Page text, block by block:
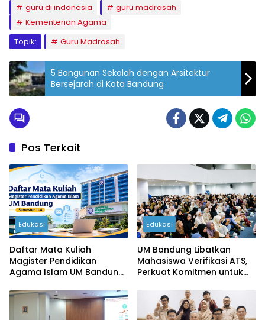
guru di indonesia
guru madrasah
Kementerian Agama
Topik:
Guru Madrasah
5 Bangunan Sekolah dengan Arsitektur
Bersejarah di Kota Bandung
Pos Terkait
Edukasi
Daftar Mata Kuliah
Magister Pendidikan
Agama Islam UM Bandung
Edukasi
UM Bandung Libatkan
Mahasiswa Verifikasi ATS,
Perkuat Komitmen untuk